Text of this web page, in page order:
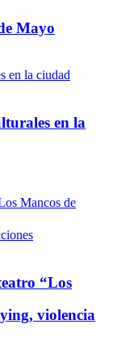
Mayo
en la
“Los
violencia